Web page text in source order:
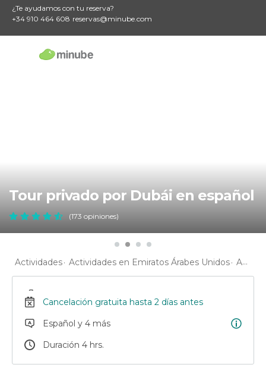
¿Te ayudamos con tu reserva?
+34 910 464 608 reservas@minube.com
Tour privado por Dubái en español
(173 opiniones)
Actividades Actividades en Emiratos Árabes Unidos Actividades en Dubai
Cancelación gratuita hasta 2 días antes
Español y 4 más
Duración 4 hrs.